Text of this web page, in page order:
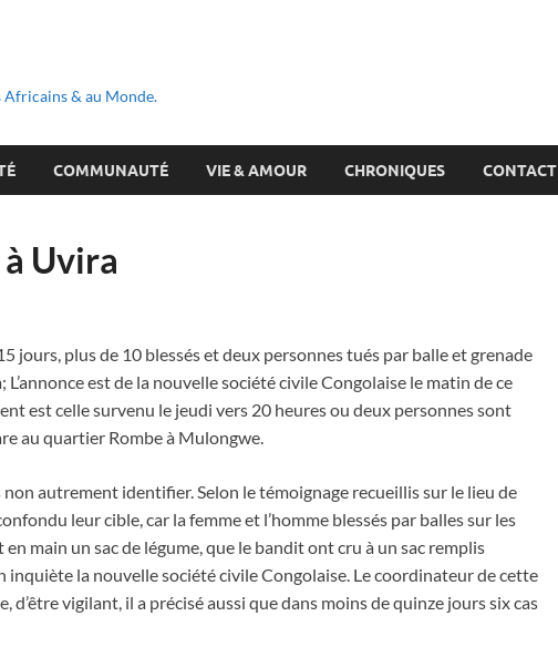
Africains & au Monde.
COMMUNAUTÉ VIE & AMOUR CHRONIQUES CONTACT
Uvira
jours, plus de 10 blessés et deux personnes tués par balle et grenade
est de la nouvelle société civile Congolaise le matin de ce
est celle survenu le jeudi vers 20 heures ou deux personnes sont
au quartier Rombe à Mulongwe.
autrement identifier. Selon le témoignage recueillis sur le lieu de
leur cible, car la femme et l’homme blessés par balles sur les
main un sac de légume, que le bandit ont cru à un sac remplis
la nouvelle société civile Congolaise. Le coordinateur de cette
d’être vigilant, il a précisé aussi que dans moins de quinze jours six cas